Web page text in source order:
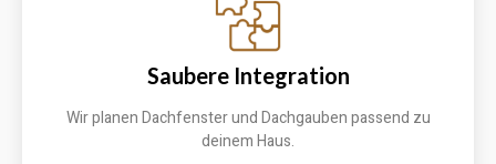
Saubere Integration
Wir planen Dachfenster und Dachgauben passend zu
deinem Haus.